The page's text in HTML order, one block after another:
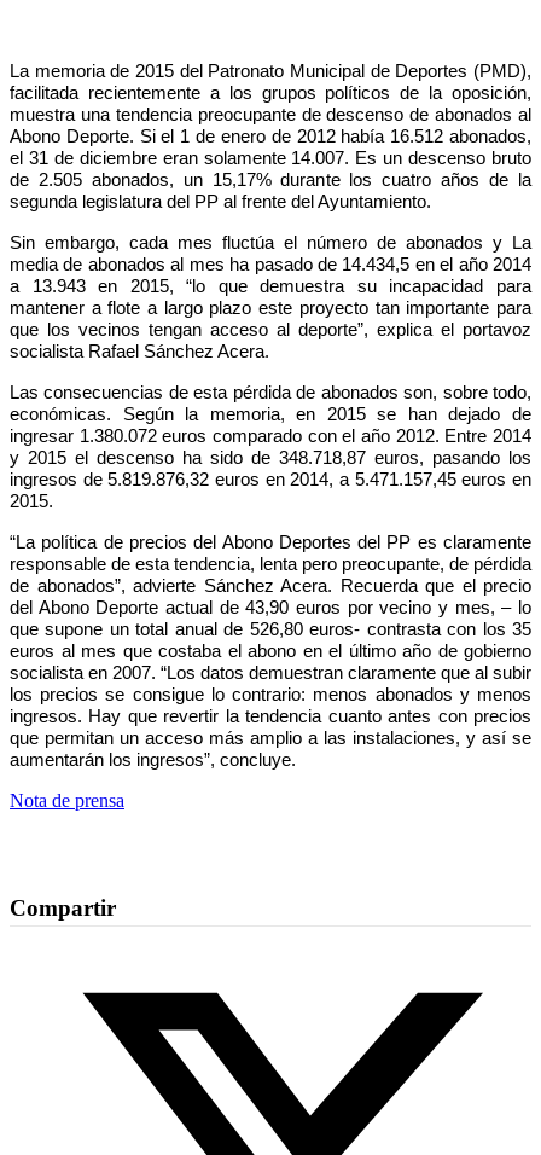
La memoria de 2015 del Patronato Municipal de Deportes (PMD),
facilitada recientemente a los grupos políticos de la oposición,
muestra una tendencia preocupante de descenso de abonados al
Abono Deporte. Si el 1 de enero de 2012 había 16.512 abonados,
el 31 de diciembre eran solamente 14.007. Es un descenso bruto
de 2.505 abonados, un 15,17% durante los cuatro años de la
segunda legislatura del PP al frente del Ayuntamiento.
Sin embargo, cada mes fluctúa el número de abonados y
La
media de abonados al mes ha pasado de 14.434,5 en el año 2014
a 13.943 en 2015, “lo que demuestra su incapacidad para
mantener a flote a largo plazo este proyecto tan importante para
que los vecinos tengan acceso al deporte”, explica el portavoz
socialista Rafael Sánchez Acera.
Las consecuencias de esta pérdida de abonados son, sobre todo,
económicas. Según la memoria, en 2015 se han dejado de
ingresar 1.380.072 euros comparado con el año 2012. Entre 2014
y 2015 el descenso ha sido de 348.718,87 euros, pasando los
ingresos de 5.819.876,32 euros en 2014, a 5.471.157,45 euros en
2015.
“La política de precios del Abono Deportes del PP es claramente
responsable de esta tendencia, lenta pero preocupante, de pérdida
de abonados”, advierte Sánchez Acera. Recuerda que el precio
del Abono Deporte actual de 43,90 euros por vecino y mes, – lo
que supone un total anual de 526,80 euros- contrasta con los 35
euros al mes que costaba el abono en el último año de gobierno
socialista en 2007. “Los datos demuestran claramente que al subir
los precios se consigue lo contrario: menos abonados y menos
ingresos. Hay que revertir la tendencia cuanto antes con precios
que permitan un acceso más amplio a las instalaciones, y así se
aumentarán los ingresos”, concluye.
Nota de prensa
Compartir